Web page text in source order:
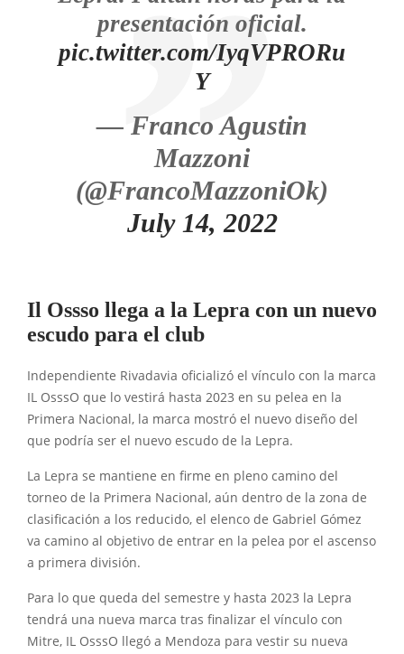
presentación oficial.
pic.twitter.com/IyqVPRORu
Y
— Franco Agustin
Mazzoni
(@FrancoMazzoniOk)
July 14, 2022
Il Ossso llega a la Lepra con un nuevo
escudo para el club
Independiente Rivadavia oficializó el vínculo con la marca
IL OsssO que lo vestirá hasta 2023 en su pelea en la
Primera Nacional, la marca mostró el nuevo diseño del
que podría ser el nuevo escudo de la Lepra.
La Lepra se mantiene en firme en pleno camino del
torneo de la Primera Nacional, aún dentro de la zona de
clasificación a los reducido, el elenco de Gabriel Gómez
va camino al objetivo de entrar en la pelea por el ascenso
a primera división.
Para lo que queda del semestre y hasta 2023 la Lepra
tendrá una nueva marca tras finalizar el vínculo con
Mitre, IL OsssO llegó a Mendoza para vestir su nueva